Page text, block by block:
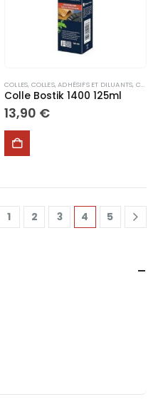
produit
,DIVERS
COLLES, COLLES, ADHÉSIFS ET DILUANTS, CONSOMMABLES DIVERS
Colle Bostik 1400 125ml
13,90 €
1 2 3 4 5